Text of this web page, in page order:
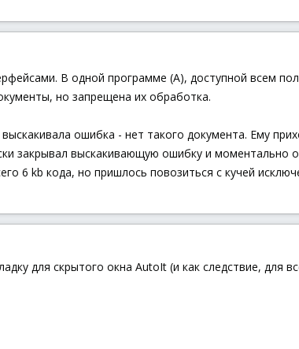
В одной программе (А), доступной всем
но запрещена их обработка.
ошибка - нет такого документа. Ему
закрывал выскакивающую ошибку и моментально
6 kb кода, но пришлось повозиться с кучей
для скрытого окна AutoIt (и как следствие, для